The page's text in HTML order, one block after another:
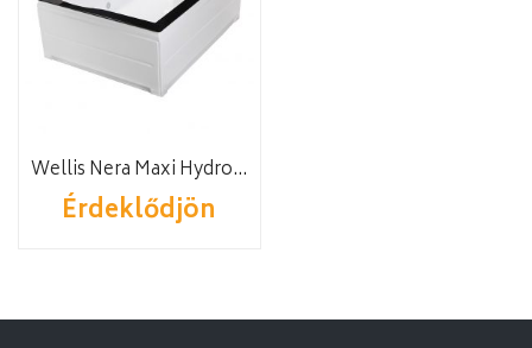
Wellis Nera Maxi Hydro™
Érdeklődjön